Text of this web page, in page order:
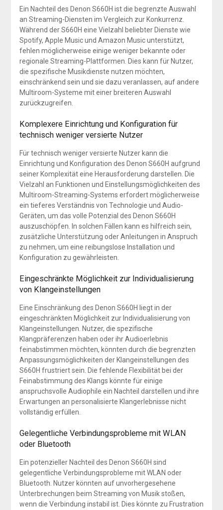
Ein Nachteil des Denon S660H ist die begrenzte Auswahl
an Streaming-Diensten im Vergleich zur Konkurrenz.
Während der S660H eine Vielzahl beliebter Dienste wie
Spotify, Apple Music und Amazon Music unterstützt,
fehlen möglicherweise einige weniger bekannte oder
regionale Streaming-Plattformen. Dies kann für Nutzer,
die spezifische Musikdienste nutzen möchten,
einschränkend sein und sie dazu veranlassen, auf andere
Multiroom-Systeme mit einer breiteren Auswahl
zurückzugreifen.
Komplexere Einrichtung und Konfiguration für
technisch weniger versierte Nutzer
Für technisch weniger versierte Nutzer kann die
Einrichtung und Konfiguration des Denon S660H aufgrund
seiner Komplexität eine Herausforderung darstellen. Die
Vielzahl an Funktionen und Einstellungsmöglichkeiten des
Multiroom-Streaming-Systems erfordert möglicherweise
ein tieferes Verständnis von Technologie und Audio-
Geräten, um das volle Potenzial des Denon S660H
auszuschöpfen. In solchen Fällen kann es hilfreich sein,
zusätzliche Unterstützung oder Anleitungen in Anspruch
zu nehmen, um eine reibungslose Installation und
Konfiguration zu gewährleisten.
Eingeschränkte Möglichkeit zur Individualisierung
von Klangeinstellungen
Eine Einschränkung des Denon S660H liegt in der
eingeschränkten Möglichkeit zur Individualisierung von
Klangeinstellungen. Nutzer, die spezifische
Klangpräferenzen haben oder ihr Audioerlebnis
feinabstimmen möchten, könnten durch die begrenzten
Anpassungsmöglichkeiten der Klangeinstellungen des
S660H frustriert sein. Die fehlende Flexibilität bei der
Feinabstimmung des Klangs könnte für einige
anspruchsvolle Audiophile ein Nachteil darstellen und ihre
Erwartungen an personalisierte Klangerlebnisse nicht
vollständig erfüllen.
Gelegentliche Verbindungsprobleme mit WLAN
oder Bluetooth
Ein potenzieller Nachteil des Denon S660H sind
gelegentliche Verbindungsprobleme mit WLAN oder
Bluetooth. Nutzer könnten auf unvorhergesehene
Unterbrechungen beim Streaming von Musik stoßen,
wenn die Verbindung instabil ist. Dies könnte zu Frustration